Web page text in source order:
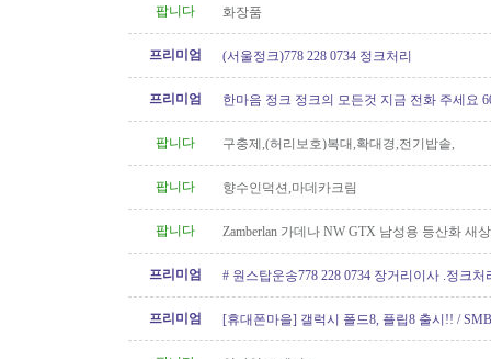
팝니다 화장품
프리미엄 (서울정크)778 228 0734 정크처리
프리미엄 한마음 정크 정크의 모든것 지금 전화 주세요
팝니다 구충제,(허리보호)복대,확대경,전기밥솥,
팝니다 향수인덕션,마데카크림
팝니다 Zamberlan 가데나 NW GTX 남성용 등산화 새
프리미엄 # 원스탑운송778 228 0734 장거리이사 .정크처
프리미엄
[휴대폰마을] 갤럭시 폴드8, 플립8 출시!! /